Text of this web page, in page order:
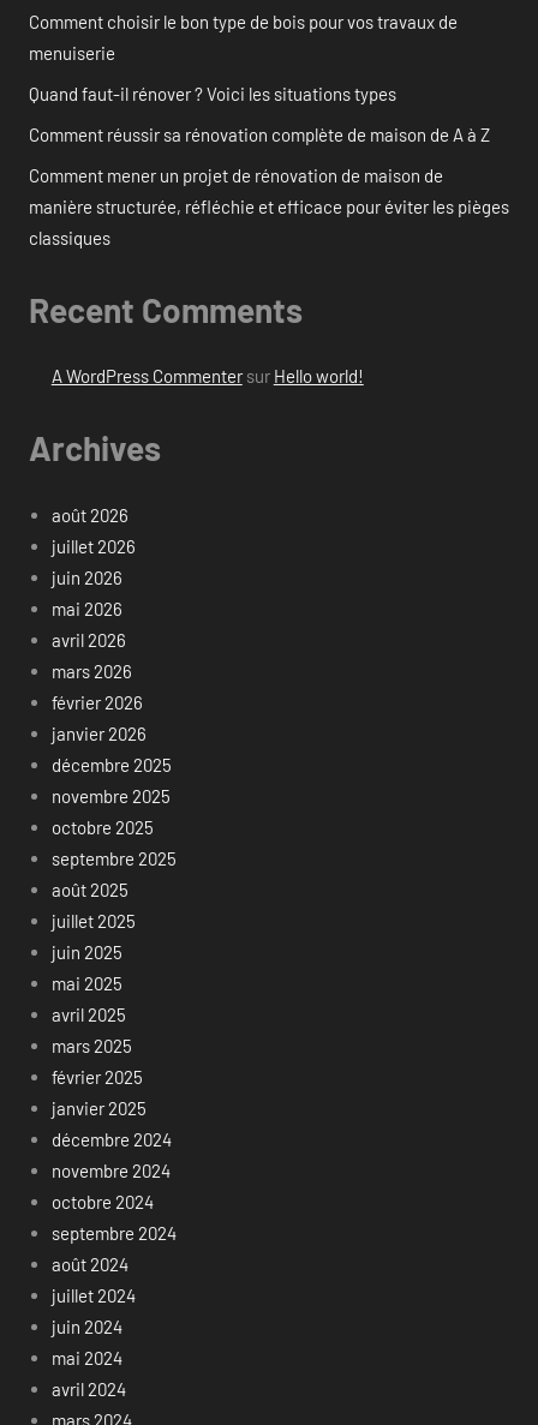
Comment choisir le bon type de bois pour vos travaux de
menuiserie
Quand faut-il rénover ? Voici les situations types
Comment réussir sa rénovation complète de maison de A à Z
Comment mener un projet de rénovation de maison de
manière structurée, réfléchie et efficace pour éviter les pièges
classiques
Recent Comments
A WordPress Commentersur Hello world!
Archives
août 2026
juillet 2026
juin 2026
mai 2026
avril 2026
mars 2026
février 2026
janvier 2026
décembre 2025
novembre 2025
octobre 2025
septembre 2025
août 2025
juillet 2025
juin 2025
mai 2025
avril 2025
mars 2025
février 2025
janvier 2025
décembre 2024
novembre 2024
octobre 2024
septembre 2024
août 2024
juillet 2024
juin 2024
mai 2024
avril 2024
mars 2024